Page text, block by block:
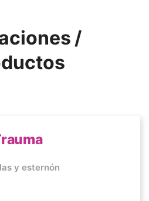
/
y esternón